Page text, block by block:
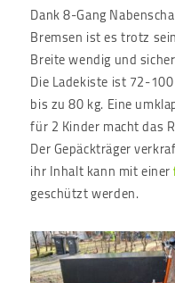
Dank 8-Gang
Bremsen ist es trotz
Breite wendig und
Die Ladekiste ist 72-
bis zu 80 kg. Eine
für 2 Kinder macht das
Der Gepäckträger
ihr Inhalt kann mit einer
geschützt werden.